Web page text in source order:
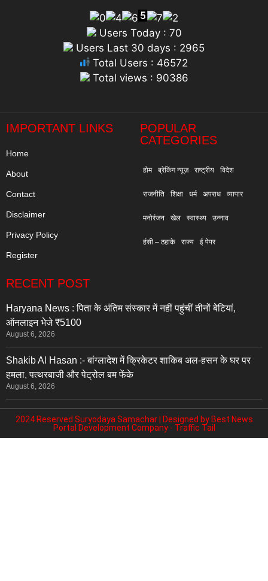
Users Today : 70
Users Last 30 days : 2965
Total Users : 46572
Total views : 90386
IMPORTANT LINKS
Home
About
Contact
Disclaimer
Privacy Policy
Register
POPULAR
CATEGORIES
होम ब्रेकिंग न्यूज़ राष्ट्रीय विदेश
राजनीति शिक्षा धर्म अपराध व्यापार
मनोरंजन खेल स्वास्थ्य उन्नाव
हंसी – ठहाके राज्य ई पेपर
RECENT POST
Haryana News : पिता के अंतिम संस्कार में नहीं पहुंचीं तीनों बेटियां,
ऑनलाइन भेजे ₹5100
August 6, 2026
Shakib Al Hasan :- बांग्लादेश में क्रिकेटर शाकिब अल-हसन के घर पर
हमला, पत्थरबाजी और पेट्रोल बम फेंके
August 6, 2026
2024 Reserved Suryodaya Samachar | Designed by Best News
Portal Development Company- Traffic Tail